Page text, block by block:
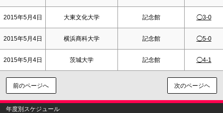
2015年5月4日 大東文化大学 記念館 ◯3-0
2015年5月4日 横浜商科大学 記念館 ◯5-0
2015年5月4日 茨城大学 記念館 ◯4-1
前のページへ 次のページヘ
年度別スケジュール